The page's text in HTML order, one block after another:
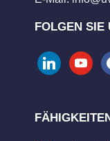
FOLGEN SIE
linkedinyoutube